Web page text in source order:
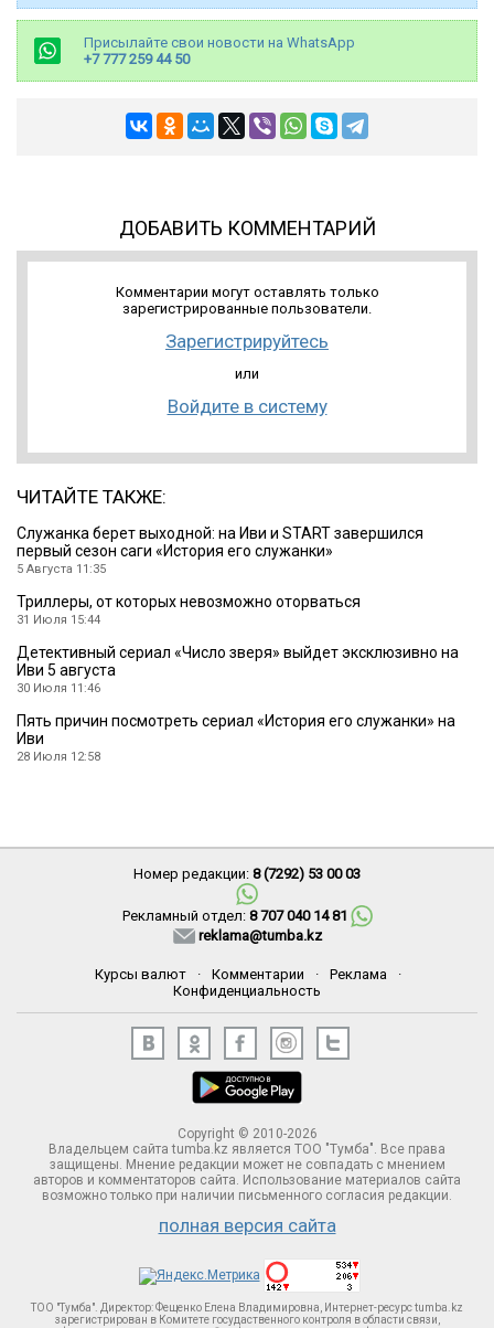
Присылайте свои новости на WhatsApp
+7 777 259 44 50
ДОБАВИТЬ КОММЕНТАРИЙ
Комментарии могут оставлять только
зарегистрированные пользователи.
Зарегистрируйтесь
или
Войдите в систему
ЧИТАЙТЕ ТАКЖЕ:
Служанка берет выходной: на Иви и START завершился
первый сезон саги «История его служанки»
5 Августа 11:35
Триллеры, от которых невозможно оторваться
31 Июля 15:44
Детективный сериал «Число зверя» выйдет эксклюзивно на
Иви 5 августа
30 Июля 11:46
Пять причин посмотреть сериал «История его служанки» на
Иви
28 Июля 12:58
Номер редакции: 8 (7292) 53 00 03
Рекламный отдел: 8 707 040 14 81
reklama@tumba.kz
Курсы валют · Комментарии · Реклама
·
Конфиденциальность
Copyright © 2010-2026
Владельцем сайта tumba.kz является ТОО "Тумба". Все права
защищены. Мнение редакции может не совпадать с мнением
авторов и комментаторов сайта. Использование материалов сайта
возможно только при наличии письменного согласия редакции.
полная версия сайта
ТОО "Тумба". Директор: Фещенко Елена Владимировна, Интернет-ресурс tumba.kz
зарегистрирован в Комитете госудаственного контроля в области связи,